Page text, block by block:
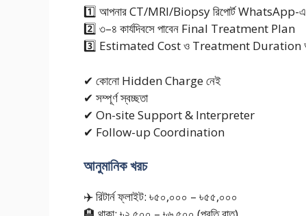
1️⃣ আপনার CT/MRI/Biopsy রিপোর্ট WhatsApp-এ
2️⃣ ৩–৪ কার্যদিবসে পাবেন Final Treatment Plan
3️⃣ Estimated Cost ও Treatment Duration
✔ কোনো Hidden Charge নেই
✔ সম্পূর্ণ স্বচ্ছতা
✔ On-site Support & Interpreter
✔ Follow-up Coordination
আনুমানিক খরচ
✈️ রিটার্ন ফ্লাইট: ৳৫০,০০০ – ৳৫৫,০০০